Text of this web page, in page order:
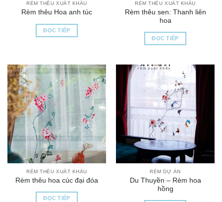
RÈM THÊU XUẤT KHẨU
Rèm thêu Hoa anh túc
ĐỌC TIẾP
RÈM THÊU XUẤT KHẨU
Rèm thêu sen: Thanh liên
hoa
ĐỌC TIẾP
RÈM THÊU XUẤT KHẨU
Rèm thêu hoa cúc đại đóa
ĐỌC TIẾP
RÈM DỰ ÁN
Du Thuyền – Rèm hoa
hồng